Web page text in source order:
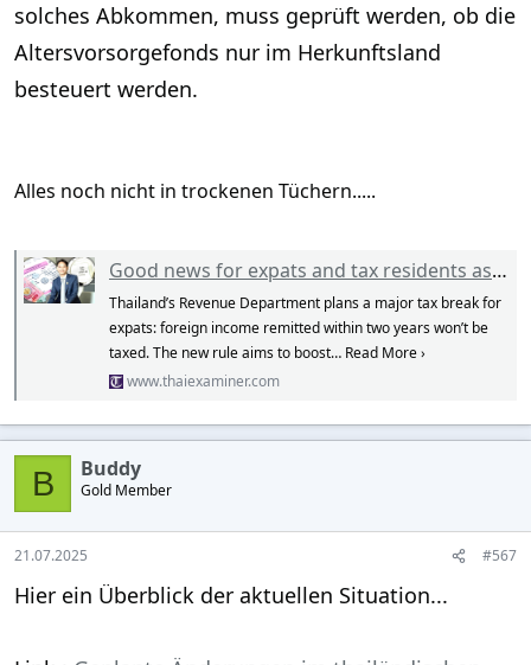
solches Abkommen, muss geprüft werden, ob die
Altersvorsorgefonds nur im Herkunftsland
besteuert werden.
Alles noch nicht in trockenen Tüchern.....
Good news for expats and tax residents as Revenue gives update on new law taxing foreign remittances - Thai Examiner
Thailand’s Revenue Department plans a major tax break for
expats: foreign income remitted within two years won’t be
taxed. The new rule aims to boost… Read More ›
www.thaiexaminer.com
B Buddy
Gold Member
21.07.2025 #567
Hier ein Überblick der aktuellen Situation...